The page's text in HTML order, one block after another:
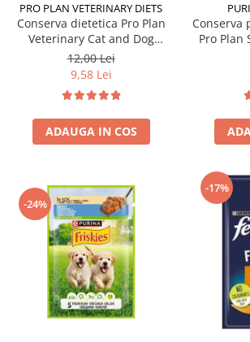
PRO PLAN VETERINARY DIETS
Conserva dietetica Pro Plan
Veterinary Cat and Dog
Convalescence 195 gr
12,00 Lei
9,58 Lei
ADAUGA IN COS
Conserva
Pro Plan
-24%
-17%